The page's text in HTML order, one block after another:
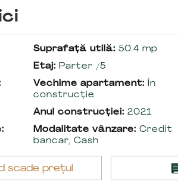
Suprafață utilă: 50.4 mp
Etaj: Parter /5
Vechime apartament: În
construcție
Anul construcției: 2021
Modalitate vânzare: Credit
bancar, Cash
scade prețul